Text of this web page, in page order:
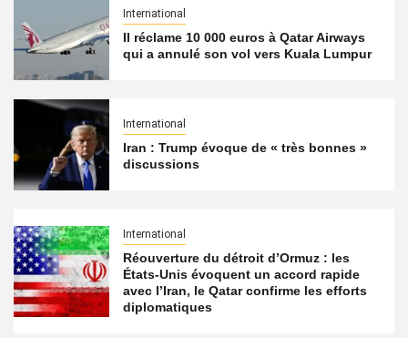
International
Il réclame 10 000 euros à Qatar Airways
qui a annulé son vol vers Kuala Lumpur
International
Iran : Trump évoque de « très bonnes »
discussions
International
Réouverture du détroit d’Ormuz : les
États-Unis évoquent un accord rapide
avec l’Iran, le Qatar confirme les efforts
diplomatiques